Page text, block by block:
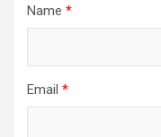
Name *
Email *